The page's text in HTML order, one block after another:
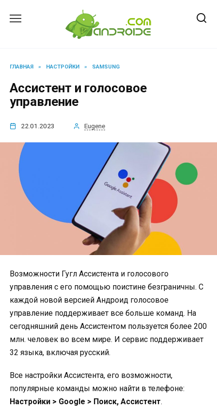
ГЛАВНАЯ » НАСТРОЙКИ » SAMSUNG
Ассистент и голосовое
управление
22.01.2023 Eugene
Возможности Гугл Ассистента и голосового
управления с его помощью поистине безграничны. С
каждой новой версией Андроид голосовое
управление поддерживает все больше команд. На
сегодняшний день Ассистентом пользуется более 200
млн. человек во всем мире. И сервис поддерживает
32 языка, включая русский.
Все настройки Ассистента, его возможности,
популярные команды можно найти в телефоне:
Настройки > Google > Поиск, Ассистент.